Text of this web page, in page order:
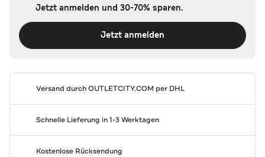
Jetzt anmelden und 30-70% sparen.
Jetzt anmelden
Versand durchOUTLETCITY.COM per DHL
Schnelle Lieferung in 1-3 Werktagen
Kostenlose Rücksendung